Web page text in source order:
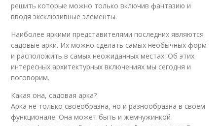
решить которые можно только включив фантазию и
вводя эксклюзивные элементы.
Наиболее яркими представителями последних являются
садовые арки. Их можно сделать самых необычных форм
и расположить в самых неожиданных местах. Об этих
интересных архитектурных включениях мы сегодня и
поговорим.
Какая она, садовая арка?
Арка не только своеобразна, но и разнообразна в своем
функционале. Она может быть и жемчужинкой